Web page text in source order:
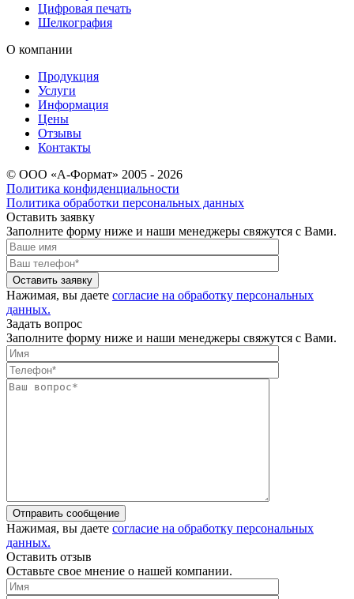
Цифровая печать
Шелкография
О компании
Продукция
Услуги
Информация
Цены
Отзывы
Контакты
© ООО «А-Формат» 2005 - 2026
Политика конфиденциальности
Политика обработки персональных данных
Оставить заявку
Заполните форму ниже и наши менеджеры свяжутся с Вами.
Оставить заявку
Нажимая, вы даете согласие на обработку персональных
данных.
Задать вопрос
Заполните форму ниже и наши менеджеры свяжутся с Вами.
Отправить сообщение
Нажимая, вы даете согласие на обработку персональных
данных.
Оставить отзыв
Оставьте свое мнение о нашей компании.